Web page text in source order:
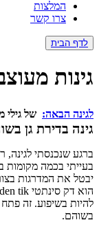
מעוצבות
של גילי מקרית
גן בשוהם
לגינה, ראיתי
מקומות בגינה דבר
בצורה שיוצרו
זה פתח פרויקט